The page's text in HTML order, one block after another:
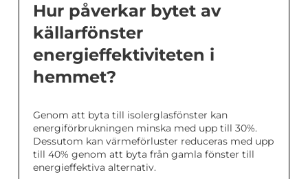
Hur påverkar bytet av
källarfönster
energieffektiviteten i
hemmet?
Genom att byta till isolerglasfönster kan
energiförbrukningen minska med upp till 30%.
Dessutom kan värmeförluster reduceras med upp
till 40% genom att byta från gamla fönster till
energieffektiva alternativ.